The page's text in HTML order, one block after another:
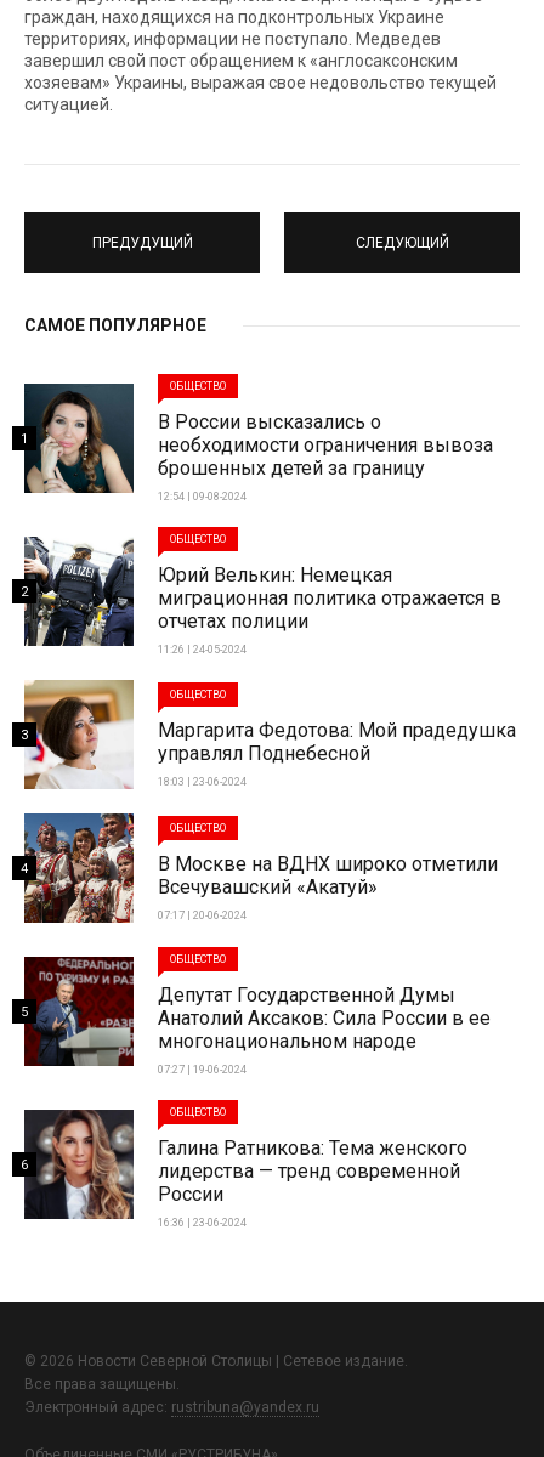
граждан, находящихся на подконтрольных Украине
территориях, информации не поступало. Медведев
завершил свой пост обращением к «англосаксонским
хозяевам» Украины, выражая свое недовольство текущей
ситуацией.
ПРЕДУДУЩИЙ СЛЕДУЮЩИЙ
САМОЕ ПОПУЛЯРНОЕ
ОБЩЕСТВО
В России высказались о
необходимости ограничения вывоза
брошенных детей за границу
12:54 | 09-08-2024
1
ОБЩЕСТВО
Юрий Велькин: Немецкая
миграционная политика отражается в
отчетах полиции
11:26 | 24-05-2024
2
ОБЩЕСТВО
Маргарита Федотова: Мой прадедушка
управлял Поднебесной
18:03 | 23-06-2024
3
ОБЩЕСТВО
В Москве на ВДНХ широко отметили
Всечувашский «Акатуй»
07:17 | 20-06-2024
4
ОБЩЕСТВО
Депутат Государственной Думы
Анатолий Аксаков: Сила России в ее
многонациональном народе
07:27 | 19-06-2024
5
ОБЩЕСТВО
Галина Ратникова: Тема женского
лидерства — тренд современной
России
16:36 | 23-06-2024
6
© 2026 Новости Северной Столицы | Сетевое издание.
Все права защищены.
Электронный адрес: rustribuna@yandex.ru